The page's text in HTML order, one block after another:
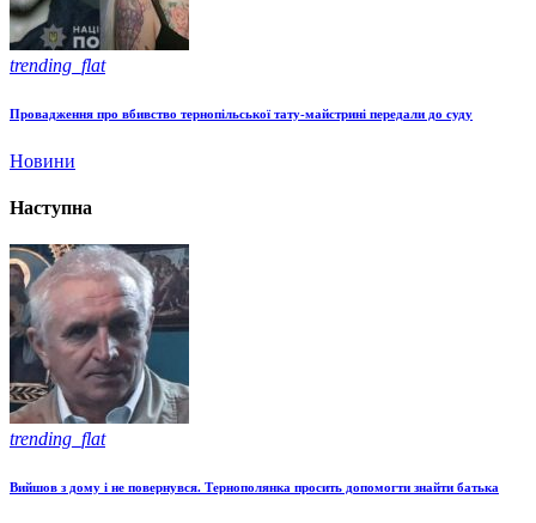
trending_flat
Провадження про вбивство тернопільської тату-майстрині передали до суду
Новини
Наступна
trending_flat
Вийшов з дому і не повернувся. Тернополянка просить допомогти знайти батька